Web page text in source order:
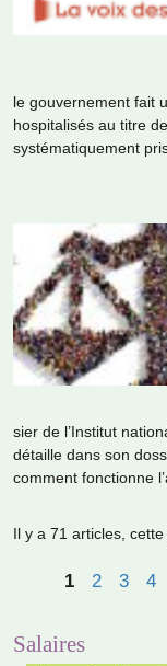
le gou­ver­ne­ment fait
hos­pi­ta­li­sés au titre
sys­té­ma­ti­que­ment
sier de l’Institut
détaille dans son
com­ment fonc­tionne
Il y a 71 articles,
1 2 3 4
Salaires